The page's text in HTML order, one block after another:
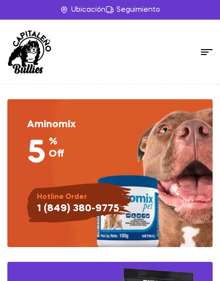
Ubicación Seguimiento
5 %
Off
Aminomix
Hotline Order
1 (849) 380-9775